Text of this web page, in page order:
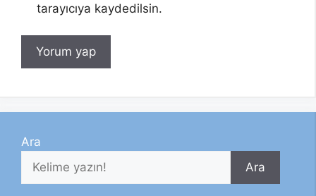
tarayıcıya kaydedilsin.
Ara
Ara